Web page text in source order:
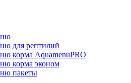
для рептилий
корма AquamenuPRO
корма эконом
пакеты